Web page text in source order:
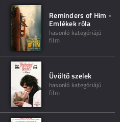
Reminders of Him -
Emlékek róla
hasonló kategóriájú
film
Üvöltő szelek
hasonló kategóriájú
film